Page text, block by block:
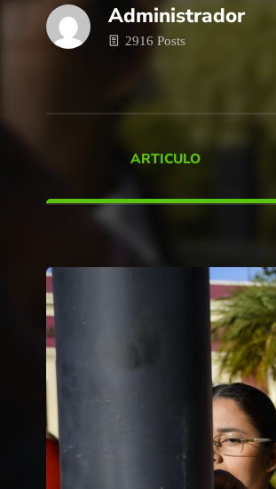
Administrador
2916 Posts
ARTICULO